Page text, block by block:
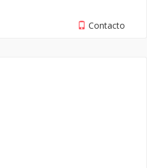
Contacto